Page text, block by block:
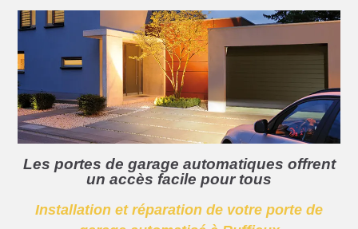
Les portes de garage automatiques offrent
un accès facile pour tous
Installation et réparation de votre porte de